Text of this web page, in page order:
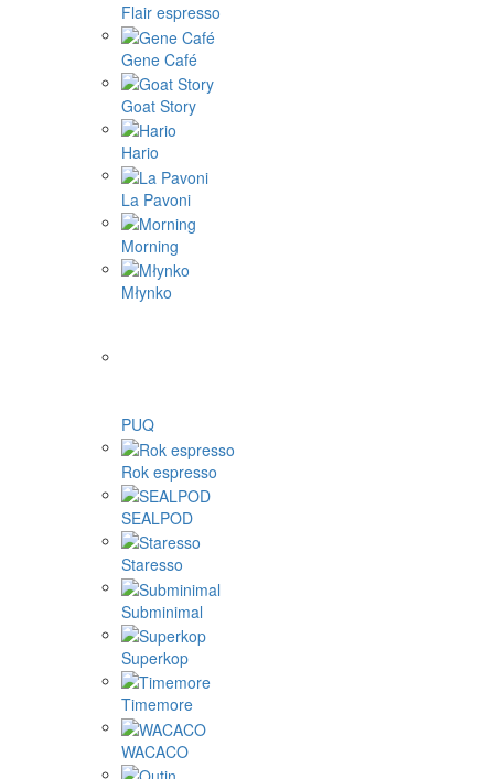
Flair espresso
Gene Café
Goat Story
Hario
La Pavoni
Morning
Młynko
PUQ
Rok espresso
SEALPOD
Staresso
Subminimal
Superkop
Timemore
WACACO